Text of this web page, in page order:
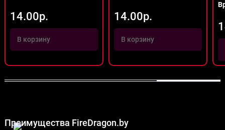
14.00р.
В корзину
14.00р.
В корзину
Преимущества FireDragon.by